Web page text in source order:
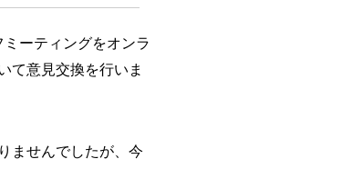
ーティングをオンラ
て意見交換を行いま
ませんでしたが、 今